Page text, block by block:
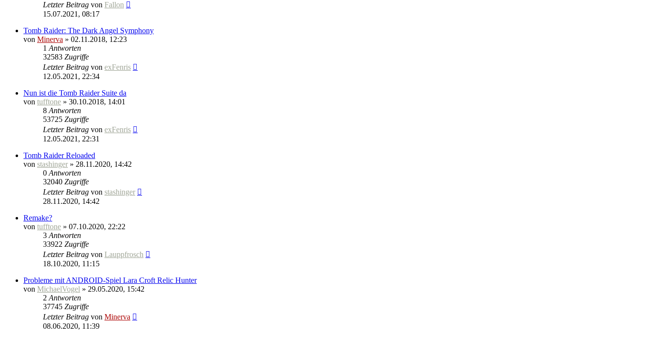
Letzter Beitrag von Fallon
15.07.2021, 08:17
Tomb Raider: The Dark Angel Symphony
von Minerva » 02.11.2018, 12:23
1 Antworten
32583 Zugriffe
Letzter Beitrag von exFenris
12.05.2021, 22:34
Nun ist die Tomb Raider Suite da
von tufftone » 30.10.2018, 14:01
8 Antworten
53725 Zugriffe
Letzter Beitrag von exFenris
12.05.2021, 22:31
Tomb Raider Reloaded
von stashinger » 28.11.2020, 14:42
0 Antworten
32040 Zugriffe
Letzter Beitrag von stashinger
28.11.2020, 14:42
Remake?
von tufftone » 07.10.2020, 22:22
3 Antworten
33922 Zugriffe
Letzter Beitrag von Lauppfrosch
18.10.2020, 11:15
Probleme mit ANDROID-Spiel Lara Croft Relic Hunter
von MichaelVogel » 29.05.2020, 15:42
2 Antworten
37745 Zugriffe
Letzter Beitrag von Minerva
08.06.2020, 11:39